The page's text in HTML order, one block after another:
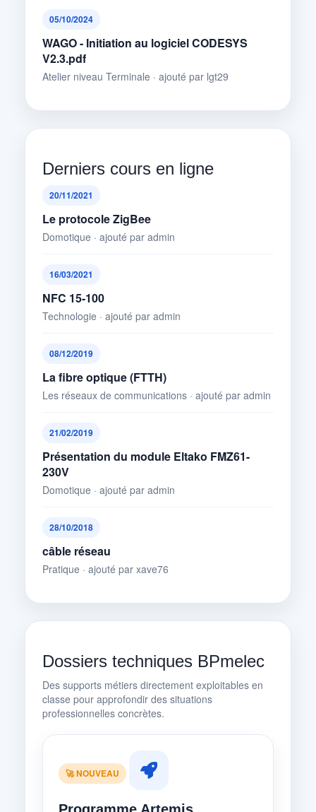
05/10/2024
WAGO - Initiation au logiciel CODESYS
V2.3.pdf
Atelier niveau Terminale · ajouté par lgt29
Derniers cours en ligne
20/11/2021
Le protocole ZigBee
Domotique · ajouté par admin
16/03/2021
NFC 15-100
Technologie · ajouté par admin
08/12/2019
La fibre optique (FTTH)
Les réseaux de communications · ajouté par admin
21/02/2019
Présentation du module Eltako FMZ61-
230V
Domotique · ajouté par admin
28/10/2018
câble réseau
Pratique · ajouté par xave76
Dossiers techniques BPmelec
Des supports métiers directement exploitables en
classe pour approfondir des situations
professionnelles concrètes.
🚀 NOUVEAU